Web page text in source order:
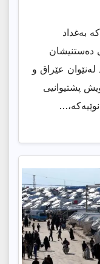
بەغداد
دەستنیشان
لەنێوان عێراق و
پشتیوانیی